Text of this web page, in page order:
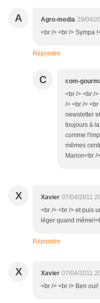
A Agro-media 29/04/
<br /> <br /> Sympa
Répondre
C com-
<br /> <br /
/> <br />
newsletter
toujours à
comme
mêmes
Marion<br /
X Xavier 07/04/2011
<br /> <br /> et puis
léger quand
Répondre
X Xavier 07/04/2011
<br /> <br /> Ben